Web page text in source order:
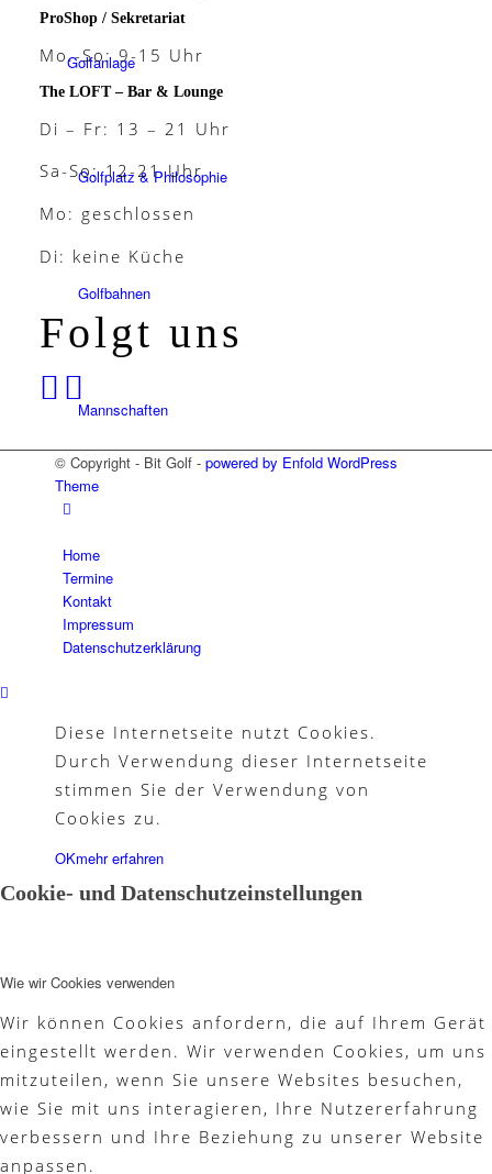
Golfanlage
Golfplatz & Philosophie
Golfbahnen
Mannschaften
Golfreisen
Partner
Akademie
Schnupperjahr
ProShop / Sekretariat
Mo.-So: 9-15 Uhr
The LOFT – Bar & Lounge
Di – Fr: 13 – 21 Uhr
Sa-So: 12-21 Uhr
Mo: geschlossen
Di: keine Küche
Folgt uns
© Copyright - Bit Golf - powered by Enfold WordPress
Theme
Home
Termine
Kontakt
Impressum
Datenschutzerklärung
Diese Internetseite nutzt Cookies.
Durch Verwendung dieser Internetseite
stimmen Sie der Verwendung von
Cookies zu.
OKmehr erfahren
Cookie- und Datenschutzeinstellungen
Wie wir Cookies verwenden
Wir können Cookies anfordern, die auf Ihrem Gerät
eingestellt werden. Wir verwenden Cookies, um uns
mitzuteilen, wenn Sie unsere Websites besuchen,
wie Sie mit uns interagieren, Ihre Nutzererfahrung
verbessern und Ihre Beziehung zu unserer Website
anpassen.